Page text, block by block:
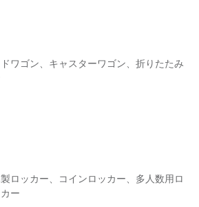
ワゴン、キャスターワゴン、折りたたみ
ロッカー、コインロッカー、多人数用ロ
ー